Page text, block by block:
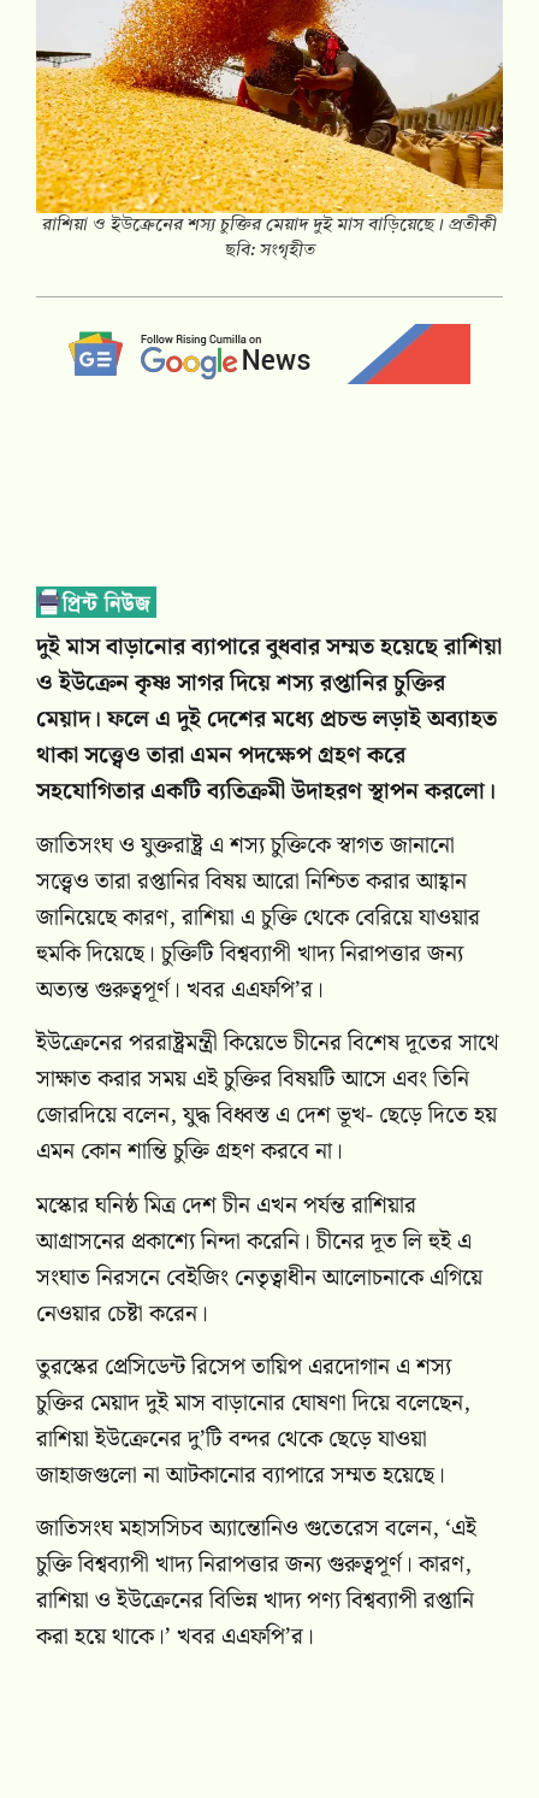
রাশিয়া ও ইউক্রেনের শস্য চুক্তির মেয়াদ দুই মাস বাড়িয়েছে। প্রতীকী
ছবি: সংগৃহীত
দুই মাস বাড়ানোর ব্যাপারে বুধবার সম্মত হয়েছে রাশিয়া
ও ইউক্রেন কৃষ্ণ সাগর দিয়ে শস্য রপ্তানির চুক্তির
মেয়াদ। ফলে এ দুই দেশের মধ্যে প্রচন্ড লড়াই অব্যাহত
থাকা সত্ত্বেও তারা এমন পদক্ষেপ গ্রহণ করে
সহযোগিতার একটি ব্যতিক্রমী উদাহরণ স্থাপন করলো।
জাতিসংঘ ও যুক্তরাষ্ট্র এ শস্য চুক্তিকে স্বাগত জানানো
সত্ত্বেও তারা রপ্তানির বিষয় আরো নিশ্চিত করার আহ্বান
জানিয়েছে কারণ, রাশিয়া এ চুক্তি থেকে বেরিয়ে যাওয়ার
হুমকি দিয়েছে। চুক্তিটি বিশ্বব্যাপী খাদ্য নিরাপত্তার জন্য
অত্যন্ত গুরুত্বপূর্ণ। খবর এএফপি’র।
ইউক্রেনের পররাষ্ট্রমন্ত্রী কিয়েভে চীনের বিশেষ দূতের সাথে
সাক্ষাত করার সময় এই চুক্তির বিষয়টি আসে এবং তিনি
জোরদিয়ে বলেন, যুদ্ধ বিধ্বস্ত এ দেশ ভূখ- ছেড়ে দিতে হয়
এমন কোন শান্তি চুক্তি গ্রহণ করবে না।
মস্কোর ঘনিষ্ঠ মিত্র দেশ চীন এখন পর্যন্ত রাশিয়ার
আগ্রাসনের প্রকাশ্যে নিন্দা করেনি। চীনের দূত লি হুই এ
সংঘাত নিরসনে বেইজিং নেতৃত্বাধীন আলোচনাকে এগিয়ে
নেওয়ার চেষ্টা করেন।
তুরস্কের প্রেসিডেন্ট রিসেপ তায়িপ এরদোগান এ শস্য
চুক্তির মেয়াদ দুই মাস বাড়ানোর ঘোষণা দিয়ে বলেছেন,
রাশিয়া ইউক্রেনের দু’টি বন্দর থেকে ছেড়ে যাওয়া
জাহাজগুলো না আটকানোর ব্যাপারে সম্মত হয়েছে।
জাতিসংঘ মহাসসিচব অ্যান্তোনিও গুতেরেস বলেন, ‘এই
চুক্তি বিশ্বব্যাপী খাদ্য নিরাপত্তার জন্য গুরুত্বপূর্ণ। কারণ,
রাশিয়া ও ইউক্রেনের বিভিন্ন খাদ্য পণ্য বিশ্বব্যাপী রপ্তানি
করা হয়ে থাকে।’ খবর এএফপি’র।